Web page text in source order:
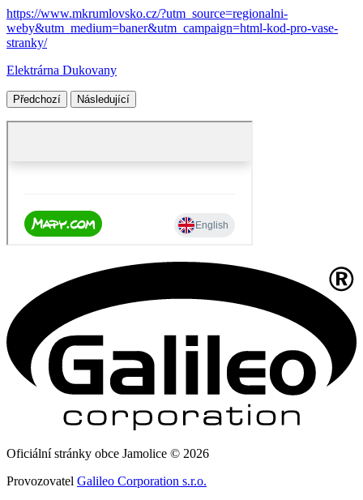
https://www.mkrumlovsko.cz/?utm_source=regionalni-
weby&utm_medium=baner&utm_campaign=html-kod-pro-vase-
stranky/
Elektrárna Dukovany
Předchozí Následující
Oficiální stránky obce Jamolice © 2026
Provozovatel Galileo Corporation s.r.o.